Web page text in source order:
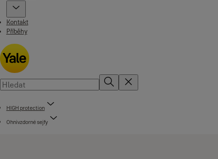
Kontakt
Příběhy
HIGH protection
Ohnivzdorné sejfy